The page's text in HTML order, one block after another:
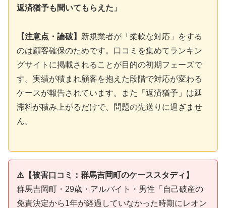
返済猶予も聞いてもらえた」
【注意点・論破】 新規業者が「柔軟な対応」をする
のは顧客確保のためです。口コミを集めてランキン
グサイトに掲載されることが目的の初期フェーズで
す。実績が積まれ顧客を抱えた段階で対応が変わる
ケースが報告されています。また「返済猶予」は延
滞料が積み上がるだけで、問題の先送りに過ぎませ
ん。
⚠️【被害口コミ：群馬吉岡町のケーススタディ】
群馬吉岡町・29歳・アルバイト・男性「自己破産の
免責決定から1年が経過していなかった時期にレオン